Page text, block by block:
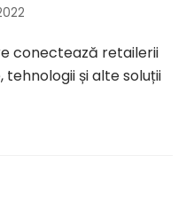
conectează retailerii
și alte soluții